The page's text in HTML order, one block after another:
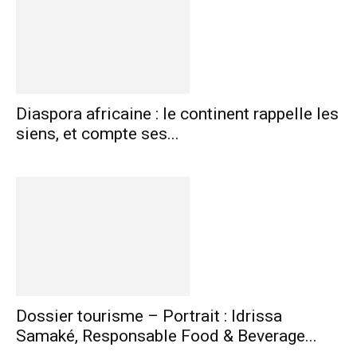
Diaspora africaine : le continent rappelle les
siens, et compte ses...
Dossier tourisme – Portrait : Idrissa
Samaké, Responsable Food & Beverage...